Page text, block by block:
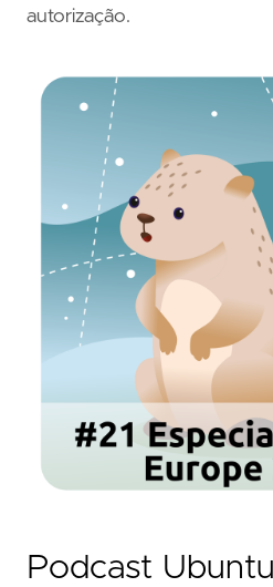
autorização.
Podcast